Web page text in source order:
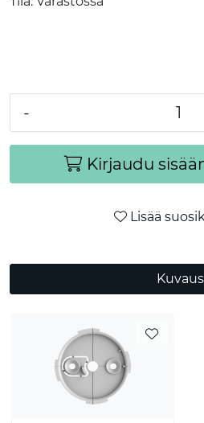
-
Kirjaudu
Lisää
Kuvaus